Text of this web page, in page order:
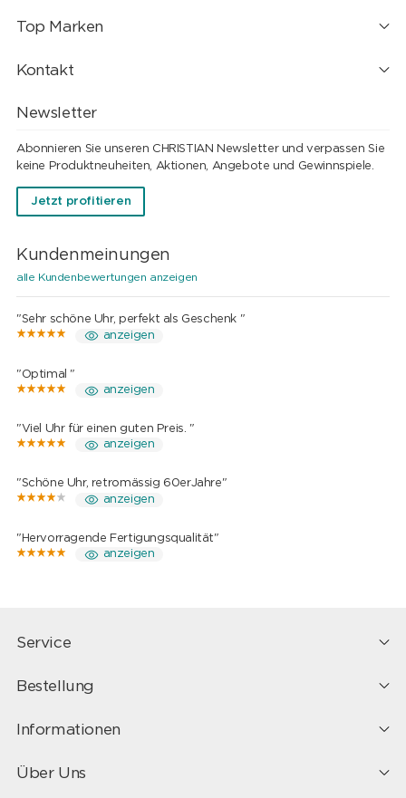
Top Marken
Kontakt
Newsletter
Abonnieren Sie unseren CHRISTIAN Newsletter und verpassen Sie
keine Produktneuheiten, Aktionen, Angebote und Gewinnspiele.
Jetzt profitieren
Kundenmeinungen
alle Kundenbewertungen anzeigen
"Sehr schöne Uhr, perfekt als Geschenk "
anzeigen
"Optimal "
anzeigen
"Viel Uhr für einen guten Preis. "
anzeigen
"Schöne Uhr, retromässig 60erJahre"
anzeigen
"Hervorragende Fertigungsqualität"
anzeigen
Service
Bestellung
Informationen
Über Uns